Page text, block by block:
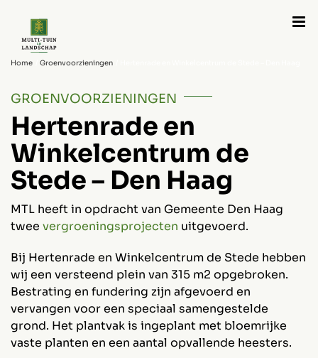
inhoud
Home Groenvoorzieningen
GROENVOORZIENINGEN
Hertenrade en
Winkelcentrum de
Stede – Den Haag
MTL heeft in opdracht van Gemeente Den Haag
twee vergroeningsprojecten uitgevoerd.
Bij Hertenrade en Winkelcentrum de Stede hebben
wij een versteend plein van 315 m2 opgebroken.
Bestrating en fundering zijn afgevoerd en
vervangen voor een speciaal samengestelde
grond. Het plantvak is ingeplant met bloemrijke
vaste planten en een aantal opvallende heesters.